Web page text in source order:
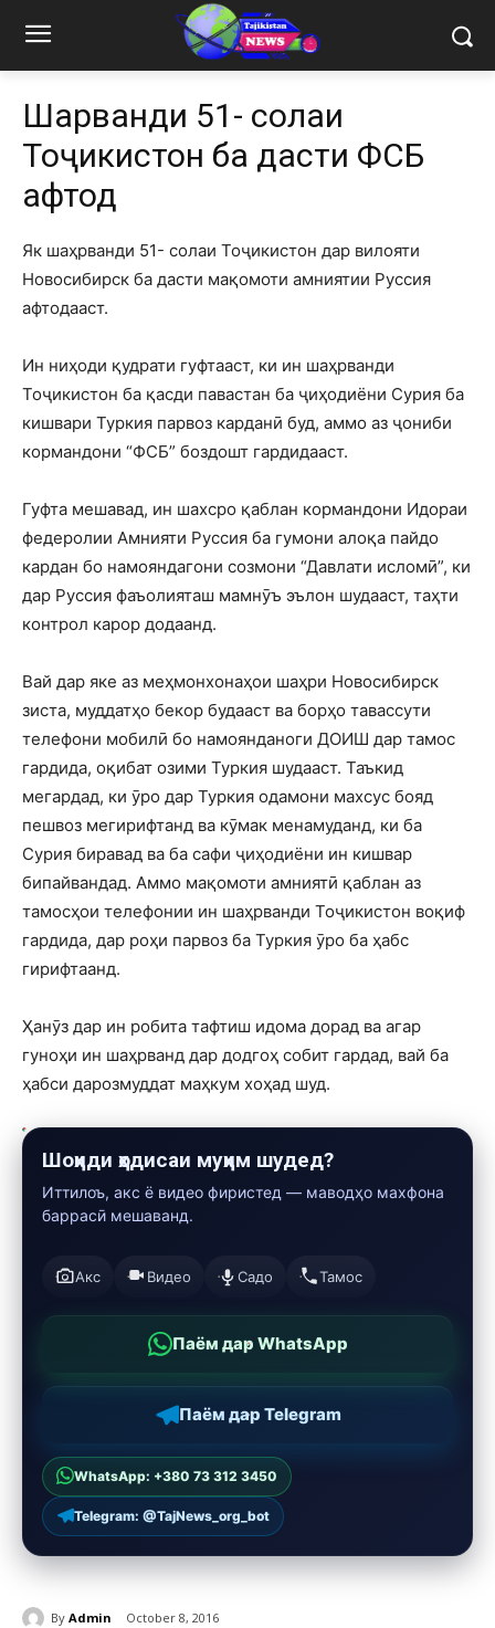
Шаҳрванди 51- солаи
Тоҷикистон ба дасти ФСБ
афтод
Як шаҳрванди 51- солаи Тоҷикистон дар вилояти
Новосибирск ба дасти мақомоти амниятии Руссия
афтодааст.
Ин ниҳоди қудрати гуфтааст, ки ин шаҳрванди
Тоҷикистон ба қасди павастан ба ҷиҳодиёни Сурия ба
кишвари Туркия парвоз карданӣ буд, аммо аз ҷониби
кормандони “ФСБ” боздошт гардидааст.
Гуфта мешавад, ин шахсро қаблан кормандони Идораи
федеролии Амнияти Руссия ба гумони алоқа пайдо
кардан бо намояндагони созмони “Давлати исломӣ”, ки
дар Руссия фаъолияташ мамнӯъ эълон шудааст, таҳти
контрол карор додаанд.
Вай дар яке аз меҳмонхонаҳои шаҳри Новосибирск
зиста, муддатҳо бекор будааст ва борҳо тавассути
телефони мобилӣ бо намоянданоги ДОИШ дар тамос
гардида, оқибат озими Туркия шудааст. Таъкид
мегардад, ки ӯро дар Туркия одамони махсус бояд
пешвоз мегирифтанд ва кӯмак менамуданд, ки ба
Сурия биравад ва ба сафи ҷиҳодиёни ин кишвар
бипайвандад. Аммо мақомоти амниятӣ қаблан аз
тамосҳои телефонии ин шаҳрванди Тоҷикистон воқиф
гардида, дар роҳи парвоз ба Туркия ӯро ба ҳабс
гирифтаанд.
Ҳанӯз дар ин робита тафтиш идома дорад ва агар
гуноҳи ин шаҳрванд дар додгоҳ собит гардад, вай ба
ҳабси дарозмуддат маҳкум хоҳад шуд.
Шоҳиди ҳодисаи муҳим шудед?
Иттилоъ, акс ё видео фиристед — маводҳо махфона
баррасӣ мешаванд.
Акс Видео Садо Тамос
Паём дар WhatsApp
Паём дар Telegram
WhatsApp: +380 73 312 3450
Telegram: @TajNews_org_bot
By Admin October 8, 2016